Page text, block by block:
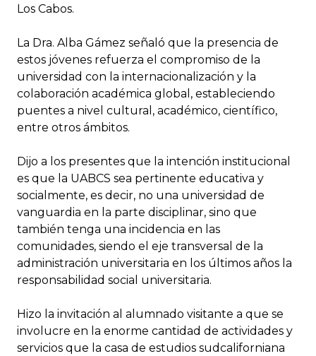
Los Cabos.
La Dra. Alba Gámez señaló que la presencia de
estos jóvenes refuerza el compromiso de la
universidad con la internacionalización y la
colaboración académica global, estableciendo
puentes a nivel cultural, académico, científico,
entre otros ámbitos.
Dijo a los presentes que la intención institucional
es que la UABCS sea pertinente educativa y
socialmente, es decir, no una universidad de
vanguardia en la parte disciplinar, sino que
también tenga una incidencia en las
comunidades, siendo el eje transversal de la
administración universitaria en los últimos años la
responsabilidad social universitaria.
Hizo la invitación al alumnado visitante a que se
involucre en la enorme cantidad de actividades y
servicios que la casa de estudios sudcaliforniana